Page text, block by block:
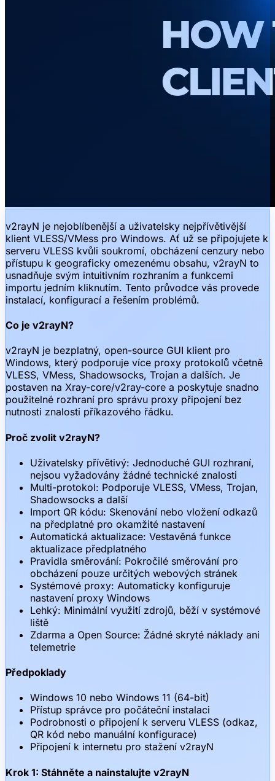
v2rayN je nejoblíbenější a uživatelsky nejpřívětivější
klient VLESS/VMess pro Windows. Ať už se připojujete k
serveru VLESS kvůli soukromí, obcházení cenzury nebo
přístupu k geograficky omezenému obsahu, v2rayN to
usnadňuje svým intuitivním rozhraním a funkcemi
importu jedním kliknutím. Tento průvodce vás provede
instalací, konfigurací a řešením problémů.
Co je v2rayN?
v2rayN je bezplatný, open-source GUI klient pro
Windows, který podporuje více proxy protokolů včetně
VLESS, VMess, Shadowsocks, Trojan a dalších. Je
postaven na Xray-core/v2ray-core a poskytuje snadno
použitelné rozhraní pro správu proxy připojení bez
nutnosti znalosti příkazového řádku.
Proč zvolit v2rayN?
Uživatelsky přívětivý: Jednoduché GUI rozhraní,
nejsou vyžadovány žádné technické znalosti
Multi-protokol: Podporuje VLESS, VMess, Trojan,
Shadowsocks a další
Import QR kódu: Skenování nebo vložení odkazů
na předplatné pro okamžité nastavení
Automatická aktualizace: Vestavěná funkce
aktualizace předplatného
Pravidla směrování: Pokročilé směrování pro
obcházení pouze určitých webových stránek
Systémové proxy: Automaticky konfiguruje
nastavení proxy Windows
Lehký: Minimální využití zdrojů, běží v systémové
liště
Zdarma a Open Source: Žádné skryté náklady ani
telemetrie
Předpoklady
Windows 10 nebo Windows 11 (64-bit)
Přístup správce pro počáteční instalaci
Podrobnosti o připojení k serveru VLESS (odkaz,
QR kód nebo manuální konfigurace)
Připojení k internetu pro stažení v2rayN
Krok 1: Stáhněte a nainstalujte v2rayN